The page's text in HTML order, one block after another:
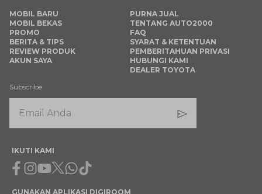
MOBIL BARU
MOBIL BEKAS
PROMO
BERITA & TIPS
REVIEW PRODUK
AKUN SAYA
PURNA JUAL
TENTANG AUTO2000
FAQ
SYARAT & KETENTUAN
PEMBERITAHUAN PRIVASI
HUBUNGI KAMI
DEALER TOYOTA
Subscribe
IKUTI KAMI
Facebook
Instagram
Youtube
X Whatsapp
Tiktok
GUNAKAN APLIKASI DIGIROOM